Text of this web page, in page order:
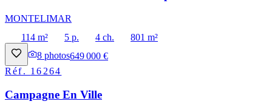
MONTELIMAR
114 m²
5 p. 4 ch.
801 m²
8 photos649 000 €
Réf. 16264
Campagne En Ville